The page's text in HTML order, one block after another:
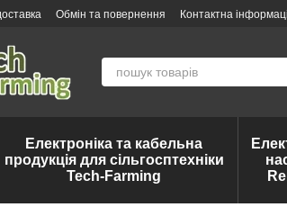
контентуОбмін та повернення Контактна
Електроніка та кабельна
продукція для сільгосптехніки
Tech-Farming